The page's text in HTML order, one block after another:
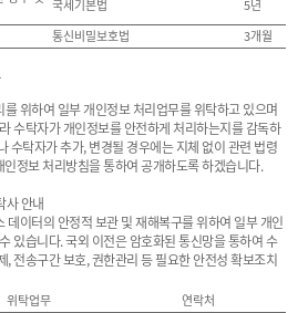
국세기본법
5년
통신비밀보호법 3개월
위하여 일부 개인정보 처리업무를 위탁하고 있으며
수탁자가 개인정보를 안전하게 처리하는지를 감독하
수탁자가 추가, 변경될 경우에는 지체 없이 관련 법령
정보 처리방침을 통하여 공개하도록 하겠습니다.
사 안내
데이터의 안정적 보관 및 재해복구를 위하여 일부 개인
있습니다. 국외 이전은 암호화된 통신망을 통하여 수
, 전송구간 보호, 권한관리 등 필요한 안전성 확보조치
위탁업무
연락처